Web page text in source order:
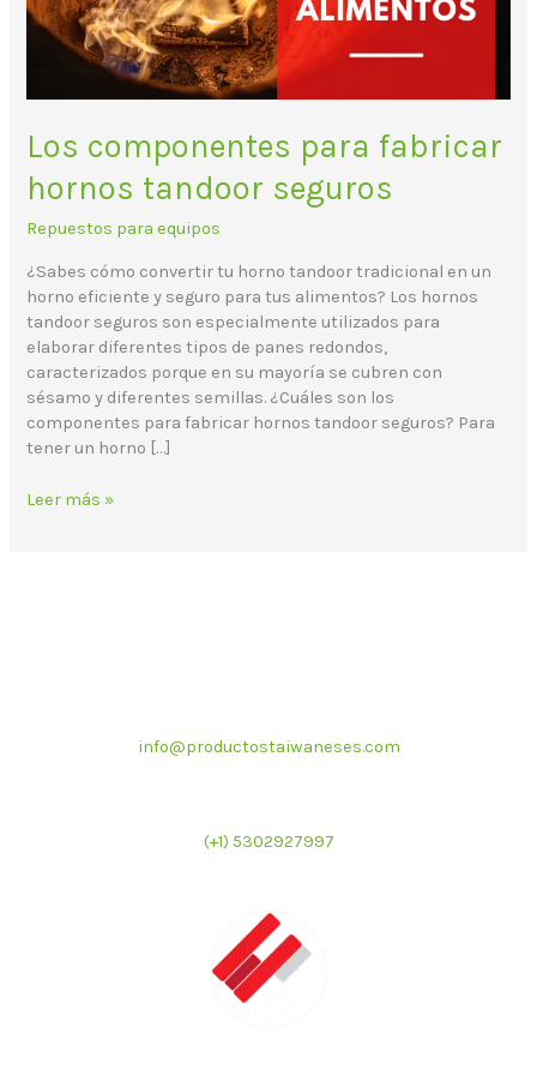
Los componentes para fabricar
hornos tandoor seguros
Repuestos para equipos
¿Sabes cómo convertir tu horno tandoor tradicional en un
horno eficiente y seguro para tus alimentos? Los hornos
tandoor seguros son especialmente utilizados para
elaborar diferentes tipos de panes redondos,
caracterizados porque en su mayoría se cubren con
sésamo y diferentes semillas. ¿Cuáles son los
componentes para fabricar hornos tandoor seguros? Para
tener un horno […]
Leer más »
info@productostaiwaneses.com
(+1) 5302927997